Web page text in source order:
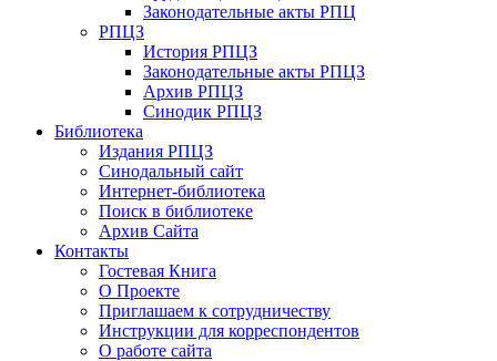
Законодательные акты РПЦ
РПЦЗ
История РПЦЗ
Законодательные акты РПЦЗ
Архив РПЦЗ
Синодик РПЦЗ
Библиотека
Издания РПЦЗ
Синодальный сайт
Интернет-библиотека
Поиск в библиотеке
Архив Сайта
Контакты
Гостевая Книга
О Проекте
Приглашаем к сотрудничеству
Инструкции для корреспондентов
О работе сайта